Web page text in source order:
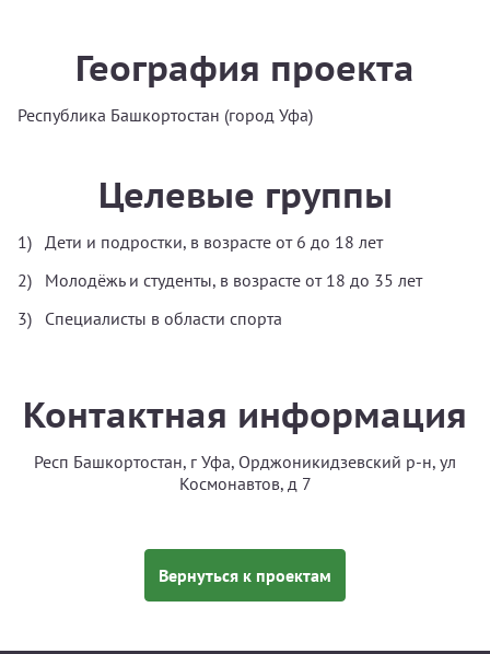
География проекта
Республика Башкортостан (город Уфа)
Целевые группы
Дети и подростки, в возрасте от 6 до 18 лет
Молодёжь и студенты, в возрасте от 18 до 35 лет
Специалисты в области спорта
Контактная информация
Респ Башкортостан, г Уфа, Орджоникидзевский р-н, ул
Космонавтов, д 7
Вернуться к проектам